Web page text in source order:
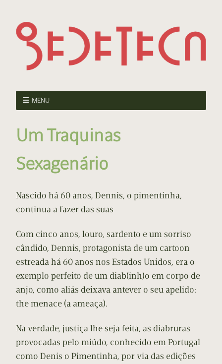
MENU
Um Traquinas
Sexagenário
Nascido há 60 anos, Dennis, o pimentinha,
continua a fazer das suas
Com cinco anos, louro, sardento e um sorriso
cândido, Dennis, protagonista de um cartoon
estreada há 60 anos nos Estados Unidos, era o
exemplo perfeito de um diab(inh)o em corpo de
anjo, como aliás deixava antever o seu apelido:
the menace (a ameaça).
Na verdade, justiça lhe seja feita, as diabruras
provocadas pelo miúdo, conhecido em Portugal
como Denis o Pimentinha, por via das edições